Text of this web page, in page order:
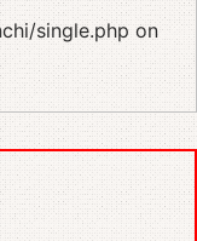
single.php on